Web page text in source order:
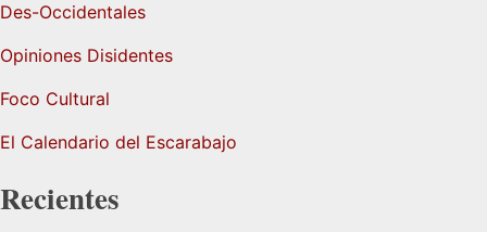
Des-Occidentales
Opiniones Disidentes
Foco Cultural
El Calendario del Escarabajo
Recientes